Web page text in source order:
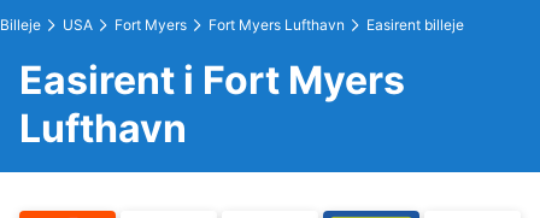
Billeje USA Fort Myers Fort Myers Lufthavn Easirent billeje
Easirent i Fort Myers
Lufthavn